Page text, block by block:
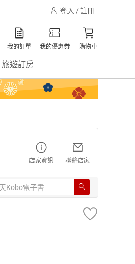
登入 / 註冊
我的訂單 我的優惠券 購物車
旅遊訂房
店家資訊 聯絡店家